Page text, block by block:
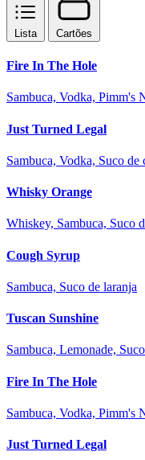
Lista Cartões
Fire In The Hole
Sambuca, Vodka, Pimm's
Just Turned Legal
Sambuca, Vodka, Suco
Whisky Orange
Whiskey, Sambuca, Suco
Cough Syrup
Sambuca, Suco de laranja
Tuscan Sunshine
Sambuca, Lemonade,
Fire In The Hole
Sambuca, Vodka, Pimm's
Just Turned Legal